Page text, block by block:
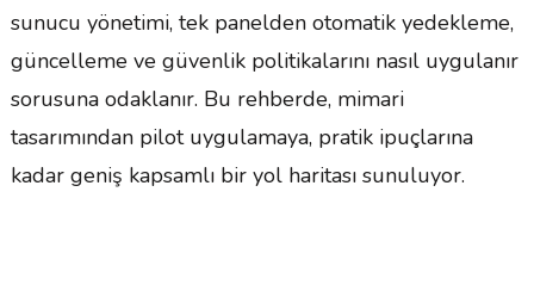
sunucu yönetimi, tek panelden otomatik yedekleme,
güncelleme ve güvenlik politikalarını nasıl uygulanır
sorusuna odaklanır. Bu rehberde, mimari
tasarımından pilot uygulamaya, pratik ipuçlarına
kadar geniş kapsamlı bir yol haritası sunuluyor.